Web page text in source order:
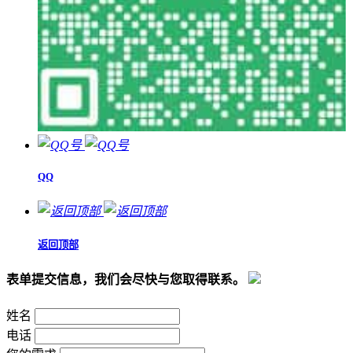
QQ
返回顶部
表单提交信息，我们会尽快与您取得联系。
姓名
电话